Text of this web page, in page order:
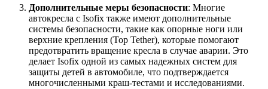
Дополнительные меры безопасности: Многие
автокресла с Isofix также имеют дополнительные
системы безопасности, такие как опорные ноги или
верхние крепления (Top Tether), которые помогают
предотвратить вращение кресла в случае аварии. Это
делает Isofix одной из самых надежных систем для
защиты детей в автомобиле, что подтверждается
многочисленными краш-тестами и исследованиями.